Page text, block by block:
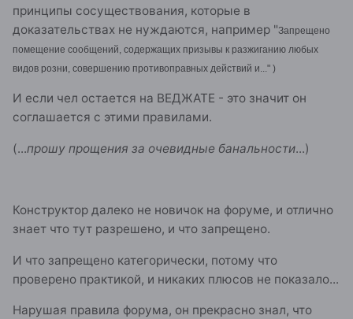
принципы сосуществования, которые в
доказательствах не нуждаются, например "Запрещено
помещение сообщений, содержащих призывы к разжиганию любых
видов розни, совершению противоправных действий и..." )
И если чел остается на ВЕДЖАТЕ - это значит он
соглашается с этими правилами.
(...прошу прощения за очевидные банальности...)
Конструктор далеко не новичок на форуме, и отлично
знает что тут разрешено, и что запрещено.
И что запрещено категорически, потому что
проверено практикой, и никаких плюсов не показало...
Нарушая правила форума, он прекрасно знал, что